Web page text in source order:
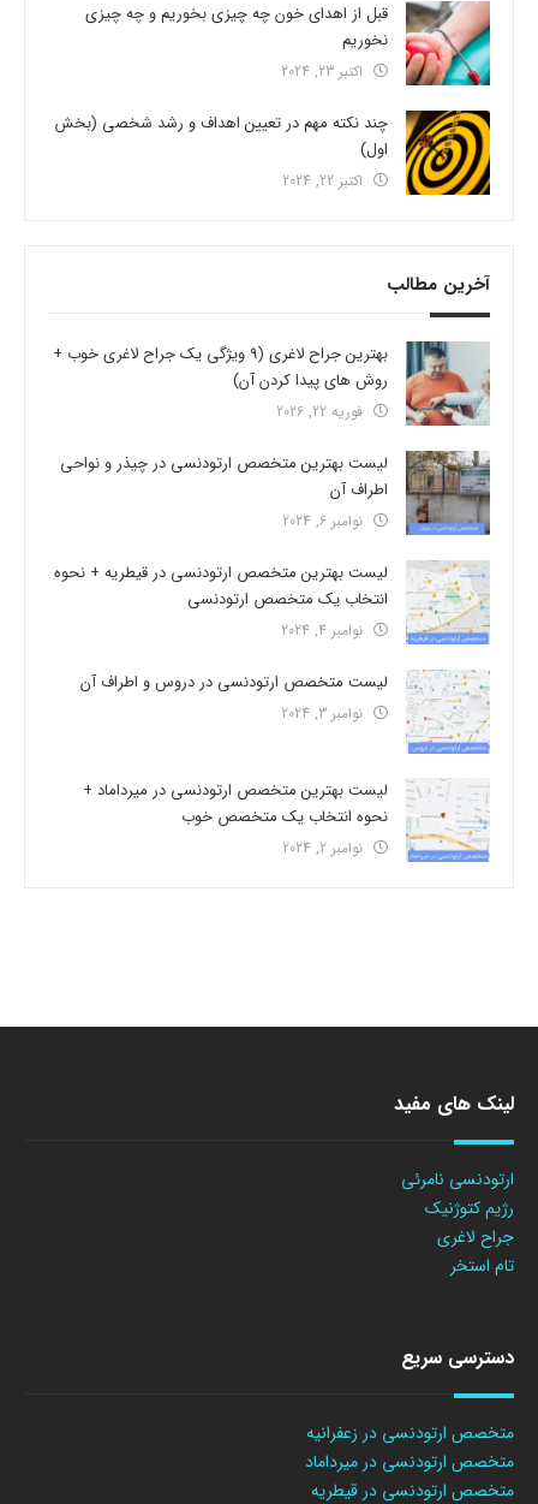
قبل از اهدای خون چه چیزی بخوریم و چه چیزی
نخوریم
اکتبر 23, 2024
چند نکته مهم در تعیین اهداف و رشد شخصی (بخش
اول)
اکتبر 22, 2024
آخرین مطالب
بهترین جراح لاغری (9 ویژگی یک جراح لاغری خوب +
روش های پیدا کردن آن)
فوریه 22, 2026
لیست بهترین متخصص ارتودنسی در چیذر و نواحی
اطراف آن
نوامبر 6, 2024
لیست بهترین متخصص ارتودنسی در قیطریه + نحوه
انتخاب یک متخصص ارتودنسی
نوامبر 4, 2024
لیست متخصص ارتودنسی در دروس و اطراف آن
نوامبر 3, 2024
لیست بهترین متخصص ارتودنسی در میرداماد +
نحوه انتخاب یک متخصص خوب
نوامبر 2, 2024
لینک های مفید
ارتودنسی نامرئی
رژیم کتوژنیک
جراح لاغری
تام استخر
دسترسی سریع
متخصص ارتودنسی در زعفرانیه
متخصص ارتودنسی در میرداماد
متخصص ارتودنسی در قیطریه